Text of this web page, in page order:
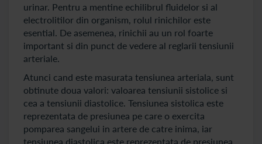
urinar. Pentru a mentine echilibrul fluidelor si al
electrolitilor din organism, rolul rinichilor este
esential. De asemenea, rinichii au un rol foarte
important si din punct de vedere al reglarii tensiunii
arteriale.
Atunci cand este masurata tensiunea arteriala, sunt
obtinute doua valori: valoarea tensiunii sistolice si
cea a tensiunii diastolice. Tensiunea sistolica este
reprezentata de presiunea pe care o exercita
pomparea sangelui in artere de catre inima, iar
tensiunea diastolica este reprezentata de presiunea